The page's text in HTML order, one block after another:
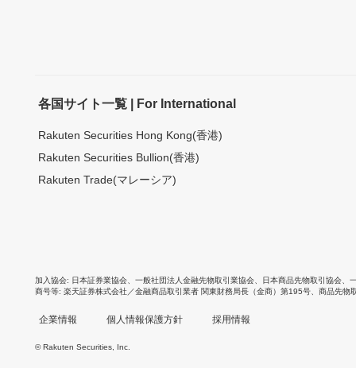
各国サイト一覧 | For International
Rakuten Securities Hong Kong(香港)
Rakuten Securities Bullion(香港)
Rakuten Trade(マレーシア)
加入協会 日本証券業協会 一般社団法人金融先物取引業協会 日本商品先物取引協会
商号等 楽天証券株式会社／金融商品取引業者 関東財務局長（金商）第195号、商品先物
企業情報 個人情報保護方針 採用情報
© Rakuten Securities, Inc.